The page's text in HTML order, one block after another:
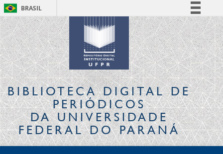
BRASIL
Simplifique!
Comunica BR
Participe
Acesso à informação
Legislação
Canais
BIBLIOTECA DIGITALDE
PERIÓDICOS
DA UNIVERSIDADE
FEDERAL DO PARANÁ